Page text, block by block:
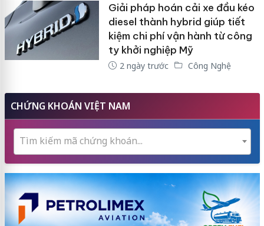
Giải pháp hoán cải xe đầu kéo
diesel thành hybrid giúp tiết
kiệm chi phí vận hành từ công
ty khởi nghiệp Mỹ
2 ngày trước Công Nghệ
CHỨNG KHOÁN VIỆT NAM
Tìm kiếm mã chứng khoán...